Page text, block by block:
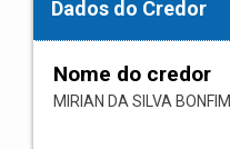
Dados do Credor
Nome do credor
MIRIAN DA SILVA BONFIM